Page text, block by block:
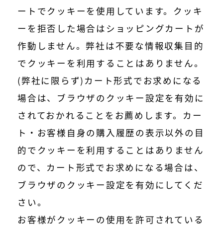
ートでクッキーを使用しています。クッキ
ーを拒否した場合はショッピングカートが
作動しません。弊社は不要な情報収集目的
でクッキーを利用することはありません。
(弊社に限らず)カート形式でお求めになる
場合は、ブラウザのクッキー設定を有効に
されておかれることをお薦めします。カー
ト・お客様自身の購入履歴の表示以外の目
的でクッキーを利用することはありません
ので、カート形式でお求めになる場合は、
ブラウザのクッキー設定を有効にしてくだ
さい。
お客様がクッキーの使用を許可されている